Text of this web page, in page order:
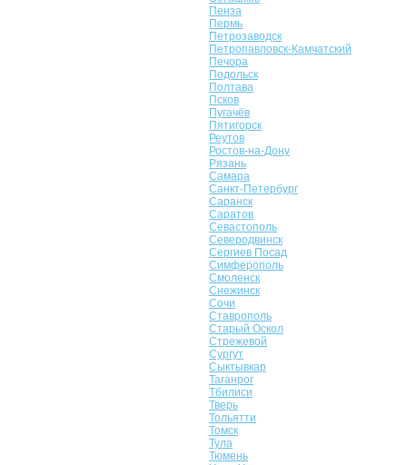
Пенза
Пермь
Петрозаводск
Петропавловск-Камчатский
Печора
Подольск
Полтава
Псков
Пугачёв
Пятигорск
Реутов
Ростов-на-Дону
Рязань
Самара
Санкт-Петербург
Саранск
Саратов
Севастополь
Северодвинск
Сергиев Посад
Симферополь
Смоленск
Снежинск
Сочи
Ставрополь
Старый Оскол
Стрежевой
Сургут
Сыктывкар
Таганрог
Тбилиси
Тверь
Тольятти
Томск
Тула
Тюмень